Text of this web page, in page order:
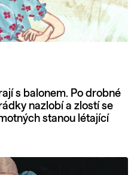
s balonem. Po drobné
nazlobí a zlostí se
stanou létající